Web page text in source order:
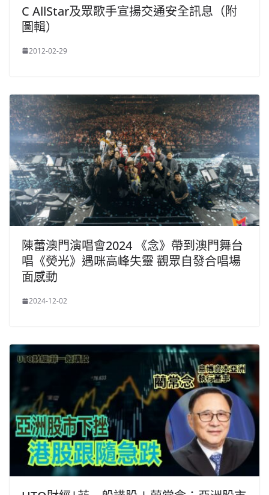
C AllStar及眾歌手宣揚交通安全訊息（附
圖輯）
2012-02-29
陳蕾澳門演唱會2024 《念》帶到澳門舞台
唱《熒光》遇咪高峰失靈 觀眾自發合唱場
面感動
2024-12-02